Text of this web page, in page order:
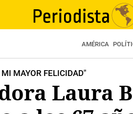
AMÉRICA
MAYOR FELICIDAD"
Laura